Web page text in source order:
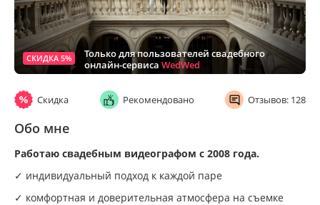
СКИДКА 5%
Только для пользователей свадебного
онлайн-сервиса WedWed
Скидка Рекомендовано Отзывов: 128
Обо мне
Работаю свадебным видеографом с 2008 года.
✓ индивидуальный подход к каждой паре
✓ комфортная и доверительная атмосфера на съемке